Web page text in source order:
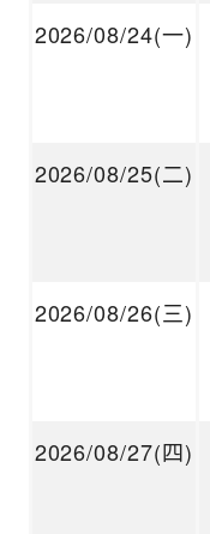
2026/08/24(一)
2026/08/25(二)
2026/08/26(三)
2026/08/27(四)